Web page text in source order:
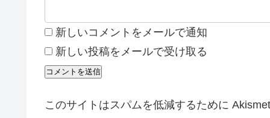
新しいコメントをメールで通知
新しい投稿をメールで受け取る
このサイトはスパムを低減するために